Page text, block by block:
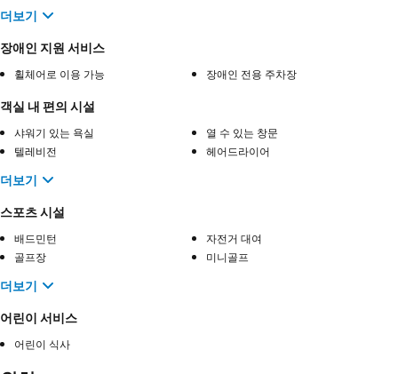
더보기
장애인 지원 서비스
휠체어로 이용 가능 장애인 전용 주차장
객실 내 편의 시설
샤워기 있는 욕실
열 수 있는 창문
텔레비전
헤어드라이어
더보기
스포츠 시설
배드민턴
자전거 대여
골프장
미니골프
더보기
어린이 서비스
어린이 식사